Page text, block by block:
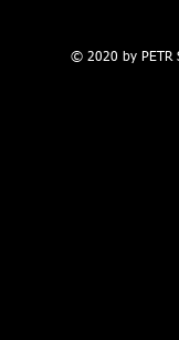
© 2020 by PETR